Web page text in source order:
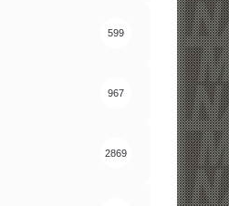
599
967
2869